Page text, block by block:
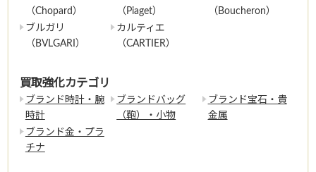
（Chopard）
（Piaget）
（Boucheron）
ブルガリ
（BVLGARI）
カルティエ
（CARTIER）
買取強化カテゴリ
ブランド時計・腕
時計
ブランドバッグ
（鞄）・小物
ブランド宝石・貴
金属
ブランド金・プラ
チナ